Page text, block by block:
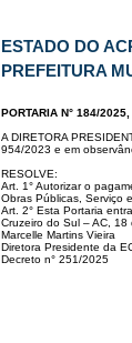
ESTADO DO
PREFEITURA
PORTARIA N° 184/
A DIRETORA
954/2023 e em
RESOLVE:
Art. 1° Autorizar o
Obras Públicas, Serviço
Art. 2° Esta Portaria
Cruzeiro do Sul – AC, 18
Marcelle Martins Vieira
Diretora Presidente da
Decreto n° 251/2025